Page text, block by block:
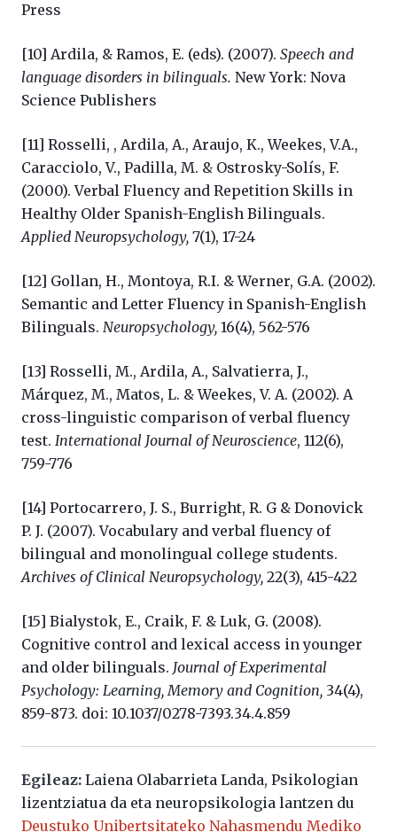
Press
[10] Ardila, & Ramos, E. (eds). (2007). Speech and
language disorders in bilinguals. New York: Nova
Science Publishers
[11] Rosselli, , Ardila, A., Araujo, K., Weekes, V.A.,
Caracciolo, V., Padilla, M. & Ostrosky-Solís, F.
(2000). Verbal Fluency and Repetition Skills in
Healthy Older Spanish-English Bilinguals.
Applied Neuropsychology, 7(1), 17-24
[12] Gollan, H., Montoya, R.I. & Werner, G.A. (2002).
Semantic and Letter Fluency in Spanish-English
Bilinguals. Neuropsychology, 16(4), 562-576
[13] Rosselli, M., Ardila, A., Salvatierra, J.,
Márquez, M., Matos, L. & Weekes, V. A. (2002). A
cross-linguistic comparison of verbal fluency
test. International Journal of Neuroscience, 112(6),
759-776
[14] Portocarrero, J. S., Burright, R. G & Donovick
P. J. (2007). Vocabulary and verbal fluency of
bilingual and monolingual college students.
Archives of Clinical Neuropsychology, 22(3), 415-422
[15] Bialystok, E., Craik, F. & Luk, G. (2008).
Cognitive control and lexical access in younger
and older bilinguals. Journal of Experimental
Psychology: Learning, Memory and Cognition, 34(4),
859-873. doi: 10.1037/0278-7393.34.4.859
Egileaz: Laiena Olabarrieta Landa, Psikologian
lizentziatua da eta neuropsikologia lantzen du
Deustuko Unibertsitateko Nahasmendu Mediko